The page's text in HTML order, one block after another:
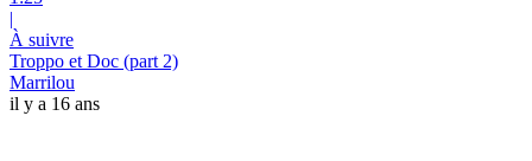
|
À suivre
Troppo et Doc (part 2)
Marrilou
il y a 16 ans